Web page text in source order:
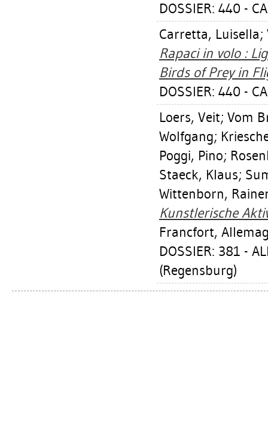
DOSSIER: 440 -
Carretta, Luisella;
Rapaci in volo :
Birds of Prey in
DOSSIER: 440 -
Loers, Veit; Vom
Wolfgang;
Poggi, Pino;
Staeck, Klaus;
Wittenborn,
Kunstlerische
Francfort,
DOSSIER: 381 -
(Regensburg)